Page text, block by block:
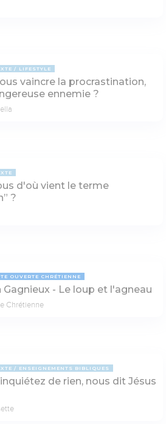
LIFESTYLE
vaincre la procrastination,
ennemie ?
d'où vient le terme
?
OUVERTE CHRÉTIENNE
Gagnieux - Le loup et l'agneau
Chrétienne
ENSEIGNEMENTS BIBLIQUES
de rien, nous dit Jésus